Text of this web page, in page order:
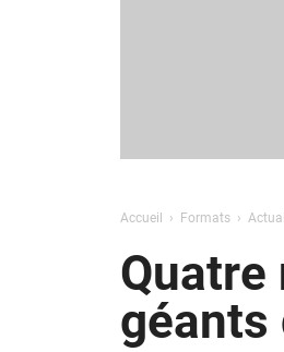
Accueil Formats
Quatre
géants